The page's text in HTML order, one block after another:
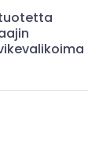
tuotetta